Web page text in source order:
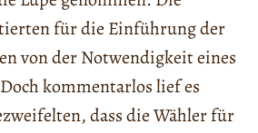
für die Einführung der
von der Notwendigkeit eines
kommentarlos lief es
dass die Wähler für